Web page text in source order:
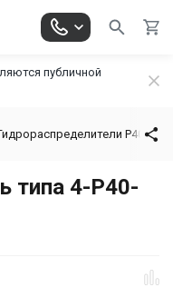
публичной
Р40 и
типа 4-Р40-